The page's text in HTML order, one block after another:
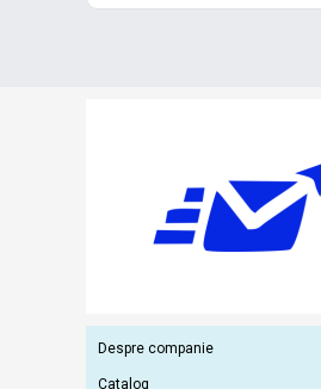
Despre companie
Catalog